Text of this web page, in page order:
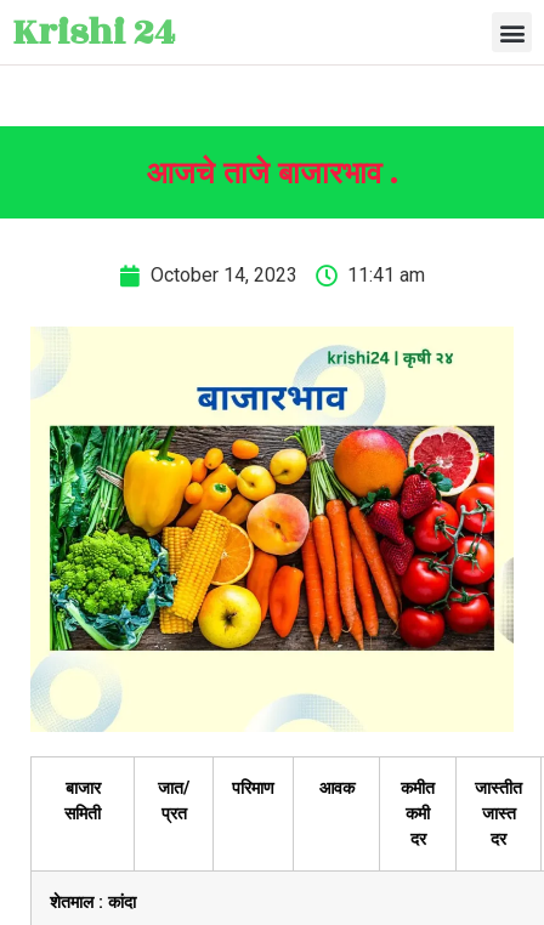
Krishi 24
आजचे ताजे बाजारभाव .
October 14, 2023 11:41 am
बाजार
समिती
जात/
प्रत
परिमाण आवक
कमीत
कमी
दर
जास्तीत
जास्त
दर
शेतमाल :कांदा